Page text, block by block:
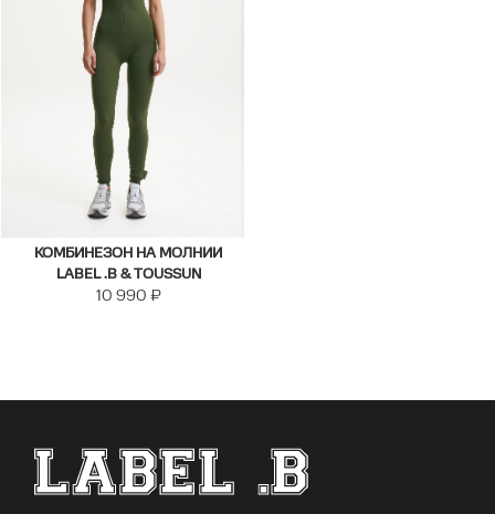
КОМБИНЕЗОН НА МОЛНИИ
LABEL .B & TOUSSUN
10 990 ₽
ФУТЕР САЙТА